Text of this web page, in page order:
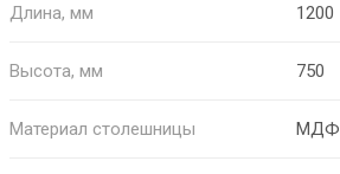
Длина, мм 1200
Высота, мм 750
Материал столешницы МДФ